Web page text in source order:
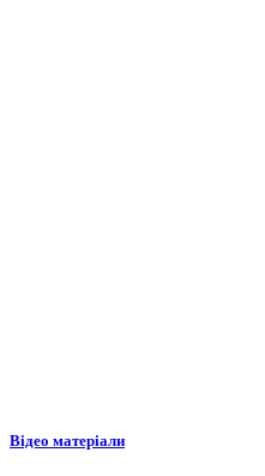
Відео матеріали